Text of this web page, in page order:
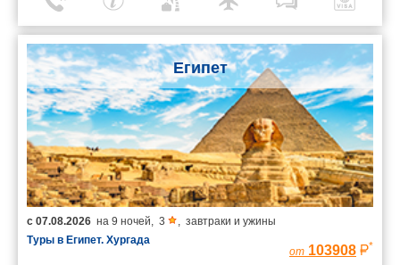
Египет
с 07.08.2026 на 9 ночей, 3 , завтраки и ужины
Туры в Египет. Хургада
от 103908 *